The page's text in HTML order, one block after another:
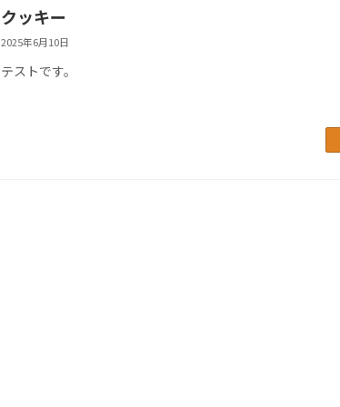
クッキー
2025年6月10日
テストです。